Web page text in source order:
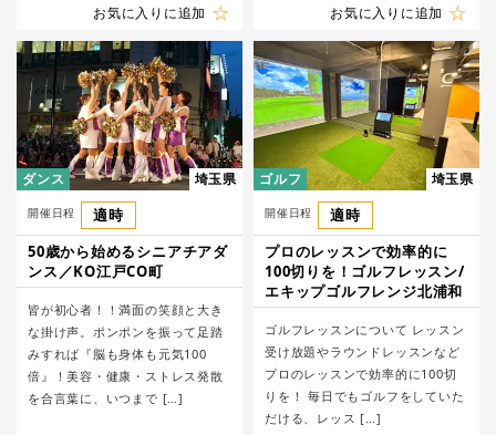
お気に入りに追加 お気に入りに追加
ダンス 埼玉県
開催日程
適時
50歳から始めるシニアチアダ
ンス／KO江戸CO町
皆が初心者！！満面の笑顔と大き
な掛け声。ポンポンを振って足踏
みすれば『脳も身体も元気100
倍』！美容・健康・ストレス発散
を合言葉に、いつまで […]
ゴルフ 埼玉県
開催日程
適時
プロのレッスンで効率的に
100切りを！ゴルフレッスン/
エキップゴルフレンジ北浦和
ゴルフレッスンについて レッスン
受け放題やラウンドレッスンなど
プロのレッスンで効率的に100切
りを！ 毎日でもゴルフをしていた
だける、レッス […]